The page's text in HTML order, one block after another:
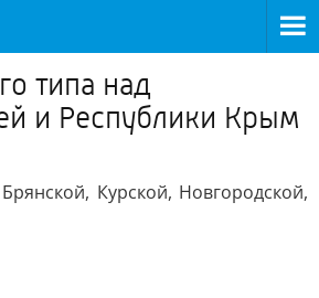
типа над
и Республики Крым
Курской, Новгородской,